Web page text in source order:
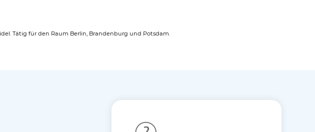
Tätig für den Raum Berlin, Brandenburg und Potsdam.